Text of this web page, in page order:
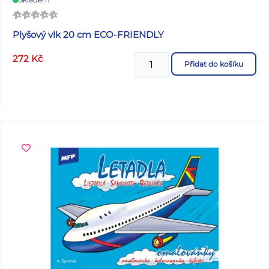
Plyšový vlk 20 cm ECO-FRIENDLY
272 Kč Přidat do košíku